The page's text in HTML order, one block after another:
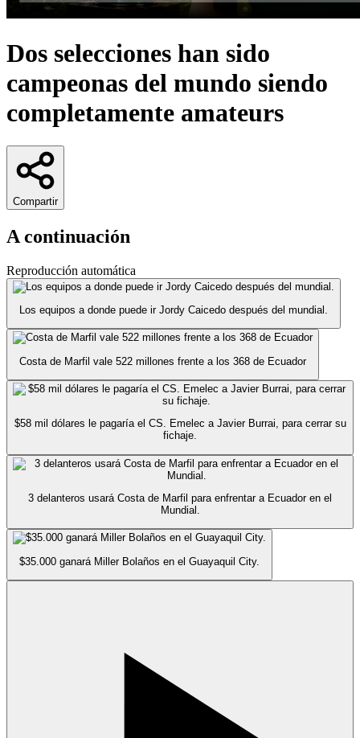
Dos selecciones han sido
campeonas del mundo siendo
completamente amateurs
Compartir
A continuación
Reproducción automática
Los equipos a donde puede ir Jordy Caicedo después del mundial.
Costa de Marfil vale 522 millones frente a los 368 de Ecuador
$58 mil dólares le pagaría el CS. Emelec a Javier Burrai, para cerrar su
fichaje.
3 delanteros usará Costa de Marfil para enfrentar a Ecuador en el
Mundial.
$35.000 ganará Miller Bolaños en el Guayaquil City.